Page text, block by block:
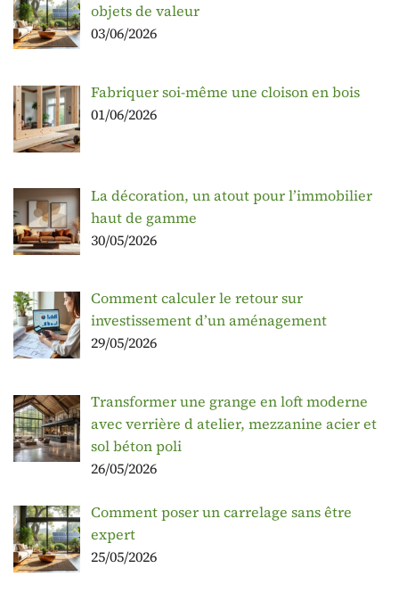
objets de valeur
03/06/2026
Fabriquer soi-même une cloison en bois
01/06/2026
La décoration, un atout pour l’immobilier
haut de gamme
30/05/2026
Comment calculer le retour sur
investissement d’un aménagement
29/05/2026
Transformer une grange en loft moderne
avec verrière d atelier, mezzanine acier et
sol béton poli
26/05/2026
Comment poser un carrelage sans être
expert
25/05/2026